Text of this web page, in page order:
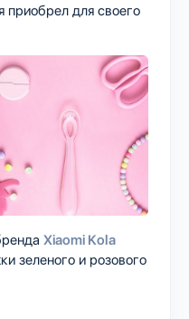
приобрел для своего
Xiaomi Kola
зеленого и розового